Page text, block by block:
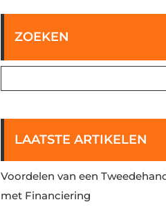
ZOEKEN
LAATSTE ARTIKELEN
Voordelen van een
met Financiering